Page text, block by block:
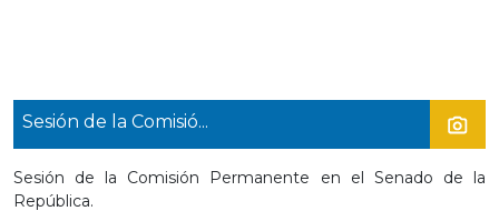
Sesión de la Comisió...
Sesión de la Comisión Permanente en el Senado de la
República.